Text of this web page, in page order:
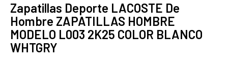
Zapatillas Deporte LACOSTE De
Hombre ZAPATILLAS HOMBRE
MODELO L003 2K25 COLOR BLANCO
WHTGRY